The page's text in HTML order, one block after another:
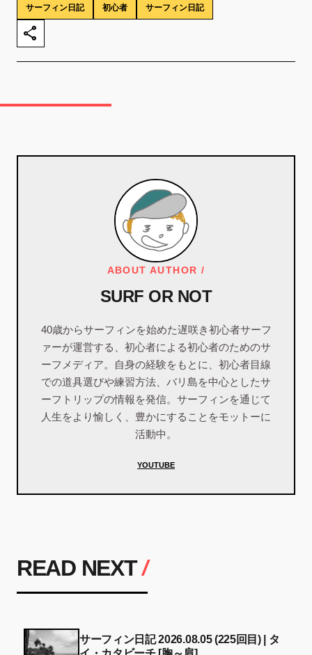
サーフィン日記 初心者 サーフィン日記
share
ABOUT AUTHOR /
SURF OR NOT
40歳からサーフィンを始めた遅咲き初心者サーフ
ァーが運営する、初心者による初心者のためのサ
ーフメディア。自身の経験をもとに、初心者目線
での道具選びや練習方法、バリ島を中心としたサ
ーフトリップの情報を発信。サーフィンを通じて
人生をより愉しく、豊かにすることをモットーに
活動中。
YOUTUBE
READ NEXT/
サーフィン日記 2026.08.05 (225回目) | タ